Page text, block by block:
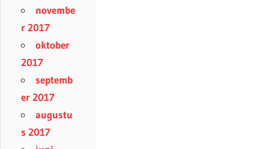
novembe
r 2017
oktober
2017
septemb
er 2017
augustu
s 2017